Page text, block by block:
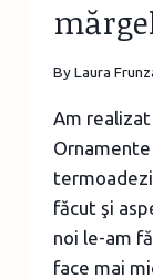
ByLaura
Am
făcut şi
noi le-am
face mai